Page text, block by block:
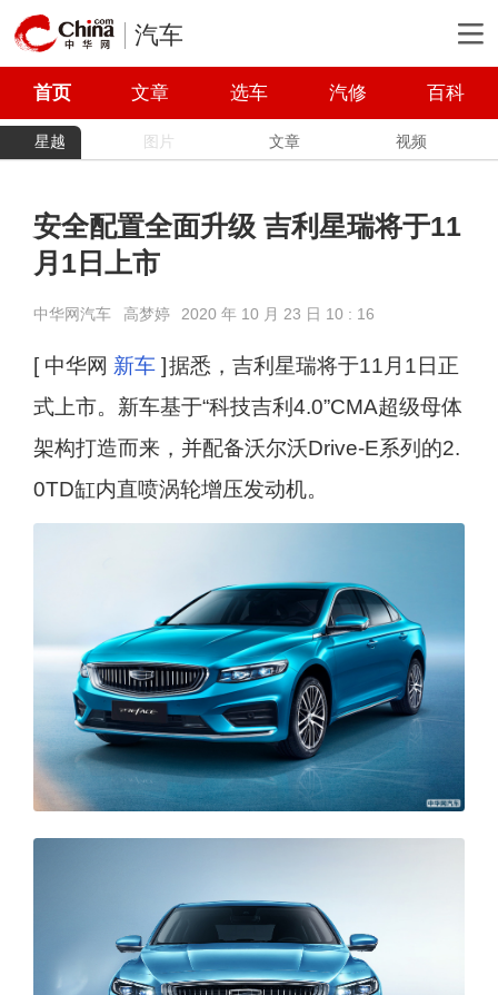
汽车
首页 文章 选车 汽修 百科
星越 图片 文章 视频
安全配置全面升级 吉利星瑞将于11
月1日上市
中华网汽车 高梦婷 2020 年 10 月 23 日 10 : 16
[ 中华网 新车] 据悉，吉利星瑞将于11月1日正
式上市。新车基于“科技吉利4.0”CMA超级母体
架构打造而来，并配备沃尔沃Drive-E系列的2.
0TD缸内直喷涡轮增压发动机。